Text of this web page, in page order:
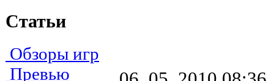
Статьи
Обзоры игр
Превью